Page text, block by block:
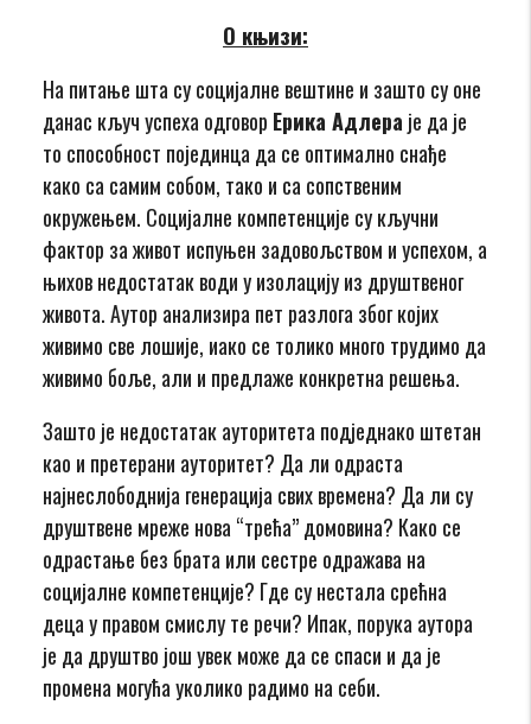
О књизи:
На питање шта су социјалне вештине и зашто су оне
данас кључ успеха одговор Ерика Адлера је да је
то способност појединца да се оптимално снађе
како са самим собом, тако и са сопственим
окружењем. Социјалне компетенције су кључни
фактор за живот испуњен задовољством и успехом, а
њихов недостатак води у изолацију из друштвеног
живота. Аутор анализира пет разлога због којих
живимо све лошије, иако се толико много трудимо да
живимо боље, али и предлаже конкретна решења.
Зашто је недостатак ауторитета подједнако штетан
као и претерани ауторитет? Да ли одраста
најнеслободнија генерација свих времена? Да ли су
друштвене мреже нова “трећа” домовина? Како се
одрастање без брата или сестре одражава на
социјалне компетенције? Где су нестала срећна
деца у правом смислу те речи? Ипак, порука аутора
је да друштво још увек може да се спаси и да је
промена могућа уколико радимо на себи.